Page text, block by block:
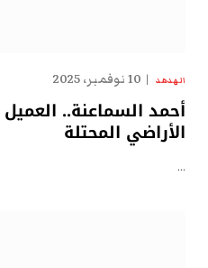
الهدهد 10 نوفمبر، 2025
أحمد السماعنة..
الأراضي المحتلة
…